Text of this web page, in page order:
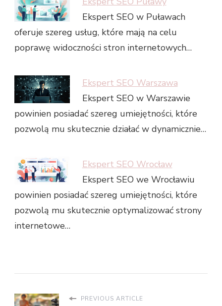
Ekspert SEO w Puławach
oferuje szereg usług, które mają na celu
poprawę widoczności stron internetowych…
Ekspert SEO Warszawa
Ekspert SEO w Warszawie
powinien posiadać szereg umiejętności, które
pozwolą mu skutecznie działać w dynamicznie…
Ekspert SEO Wrocław
Ekspert SEO we Wrocławiu
powinien posiadać szereg umiejętności, które
pozwolą mu skutecznie optymalizować strony
internetowe…
PREVIOUS ARTICLE